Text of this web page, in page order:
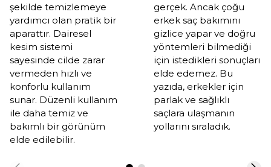
şekilde temizlemeye
yardımcı olan pratik bir
aparattır. Dairesel
kesim sistemi
sayesinde cilde zarar
vermeden hızlı ve
konforlu kullanım
sunar. Düzenli kullanım
ile daha temiz ve
bakımlı bir görünüm
elde edilebilir.
gerçek. Ancak çoğu
erkek saç bakımını
gizlice yapar ve doğru
yöntemleri bilmediği
için istedikleri sonuçları
elde edemez. Bu
yazıda, erkekler için
parlak ve sağlıklı
saçlara ulaşmanın
yollarını sıraladık.